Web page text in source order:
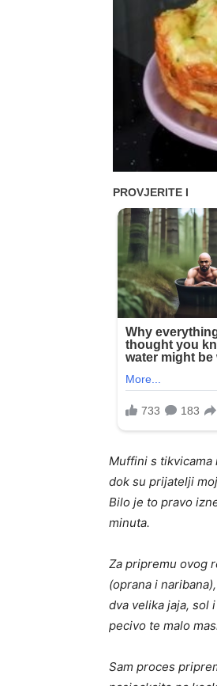
Muffini s tikvicama
dok su prijatelji
Bilo je to pravo
minuta.
Za pripremu ovog
(oprana i
dva velika jaja, sol
pecivo te malo
Sam proces